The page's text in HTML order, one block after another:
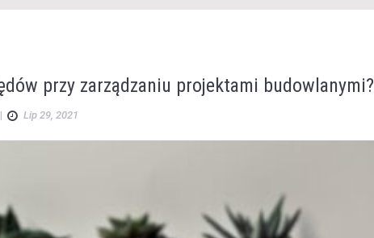
przy zarządzaniu projektami budowlanymi?
| Lip 29, 2021